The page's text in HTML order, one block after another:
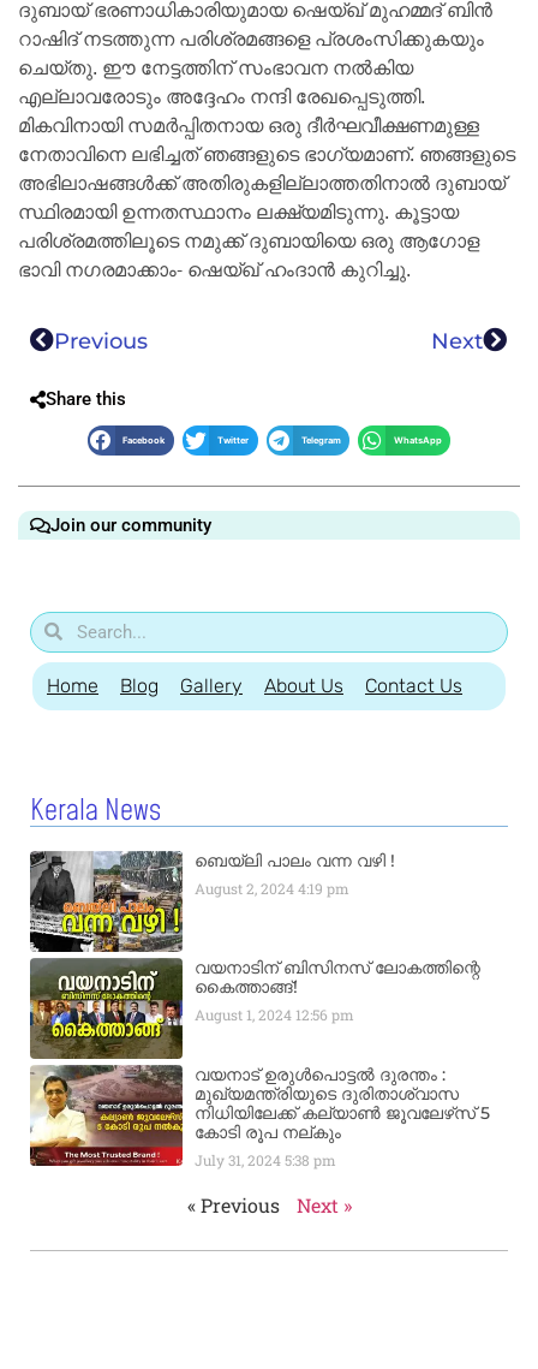
ദുബായ് ഭരണാധികാരിയുമായ ഷെയ്ഖ് മുഹമ്മദ് ബിന്‍
റാഷിദ് നടത്തുന്ന പരിശ്രമങ്ങളെ പ്രശംസിക്കുകയും
ചെയ്തു. ഈ നേട്ടത്തിന് സംഭാവന നല്‍കിയ
എല്ലാവരോടും അദ്ദേഹം നന്ദി രേഖപ്പെടുത്തി.
മികവിനായി സമര്‍പ്പിതനായ ഒരു ദീര്‍ഘവീക്ഷണമുള്ള
നേതാവിനെ ലഭിച്ചത് ഞങ്ങളുടെ ഭാഗ്യമാണ്. ഞങ്ങളുടെ
അഭിലാഷങ്ങള്‍ക്ക് അതിരുകളില്ലാത്തതിനാല്‍ ദുബായ്
സ്ഥിരമായി ഉന്നതസ്ഥാനം ലക്ഷ്യമിടുന്നു. കൂട്ടായ
പരിശ്രമത്തിലൂടെ നമുക്ക് ദുബായിയെ ഒരു ആഗോള
ഭാവി നഗരമാക്കാം- ഷെയ്ഖ് ഹംദാന്‍ കുറിച്ചു.
Previous Next
Share this
Facebook Twitter Telegram WhatsApp
Join our community
Home Blog Gallery About Us Contact Us
Kerala News
ബെയ്‌ലി പാലം വന്ന വഴി !
August 2, 20244:19 pm
വയനാടിന് ബിസിനസ് ലോകത്തിന്റെ
കൈത്താങ്ങ്!
August 1, 2024 12:56 pm
വയനാട് ഉരുള്‍പൊട്ടൽ ദുരന്തം :
മുഖ്യമന്ത്രിയുടെ ദുരിതാശ്വാസ
നിധിയിലേക്ക് കല്യാണ്‍ ജൂവലേഴ്‌സ് 5
കോടി രൂപ നല്‌കും
July 31, 20245:38 pm
« Previous Next »